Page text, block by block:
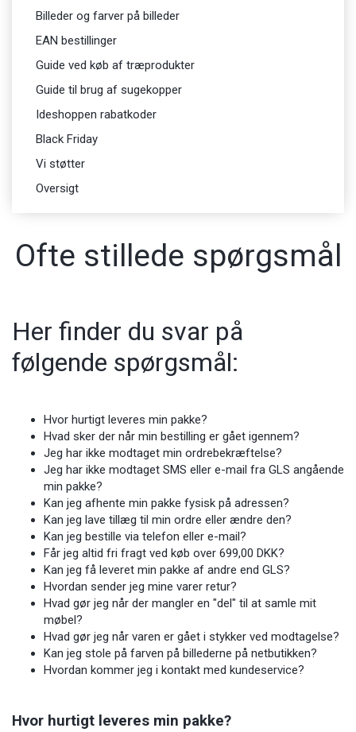
Billeder og farver på billeder
EAN bestillinger
Guide ved køb af træprodukter
Guide til brug af sugekopper
Ideshoppen rabatkoder
Black Friday
Vi støtter
Oversigt
Ofte stillede spørgsmål
Her finder du svar på
følgende spørgsmål:
Hvor hurtigt leveres min pakke?
Hvad sker der når min bestilling er gået igennem?
Jeg har ikke modtaget min ordrebekræftelse?
Jeg har ikke modtaget SMS eller e-mail fra GLS angående
min pakke?
Kan jeg afhente min pakke fysisk på adressen?
Kan jeg lave tillæg til min ordre eller ændre den?
Kan jeg bestille via telefon eller e-mail?
Får jeg altid fri fragt ved køb over 699,00 DKK?
Kan jeg få leveret min pakke af andre end GLS?
Hvordan sender jeg mine varer retur?
Hvad gør jeg når der mangler en "del" til at samle mit
møbel?
Hvad gør jeg når varen er gået i stykker ved modtagelse?
Kan jeg stole på farven på billederne på netbutikken?
Hvordan kommer jeg i kontakt med kundeservice?
Hvor hurtigt leveres min pakke?